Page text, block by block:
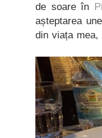
de soare în
așteptarea
din viața